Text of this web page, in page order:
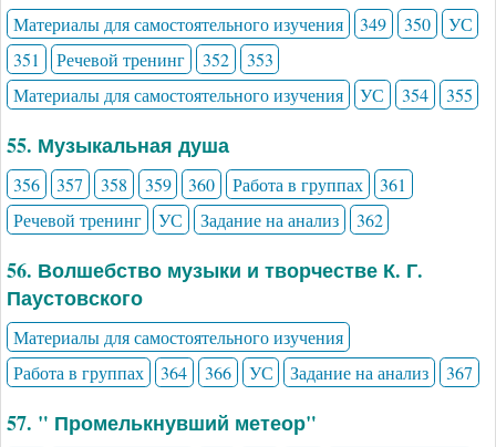
Материалы для самостоятельного изучения 349 350
УС
351
Речевой тренинг 352
353
Материалы для самостоятельного изучения
УС 354 355
55. Музыкальная душа
356 357 358 359 360 Работа в группах
361
Речевой тренинг
УС Задание на анализ 362
56. Волшебство музыки и творчестве К. Г.
Паустовского
Материалы для самостоятельного изучения
Работа в группах
364 366 УС Задание на анализ 367
57. " Промелькнувший метеор"